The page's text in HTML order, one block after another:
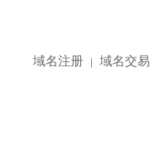
域名注册 | 域名交易